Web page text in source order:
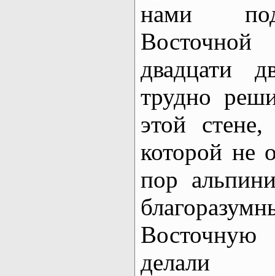
нами
двадцати
трудно
этой
которой не
пор
делали